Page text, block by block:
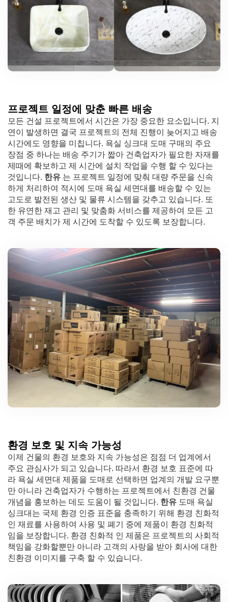
프로젝트 일정에 맞춘 빠른 배송
모든 건설 프로젝트에서 시간은 가장 중요한 요소입니다. 지
연이 발생하면 결국 프로젝트의 전체 진행이 늦어지고 배송
시간에도 영향을 미칩니다. 욕실 싱크대 도매 구매의 주요
장점 중 하나는 배송 주기가 짧아 건축업자가 필요한 자재를
제때에 확보하고 제 시간에 설치 작업을 수행 할 수 있다는
것입니다. 한유 는 프로젝트 일정에 맞춰 대량 주문을 신속
하게 처리하여 적시에 도매 욕실 세면대를 배송할 수 있는
고도로 발전된 생산 및 물류 시스템을 갖추고 있습니다. 또
한 유연한 재고 관리 및 맞춤화 서비스를 제공하여 모든 고
객 주문 배치가 제 시간에 도착할 수 있도록 보장합니다.
환경 보호 및 지속 가능성
이제 건물의 환경 보호와 지속 가능성은 점점 더 업계에서
주요 관심사가 되고 있습니다. 따라서 환경 보호 표준에 따
라 욕실 세면대 제품을 도매로 선택하면 업계의 개발 요구뿐
만 아니라 건축업자가 수행하는 프로젝트에서 친환경 건물
개념을 홍보하는 데도 도움이 될 것입니다. 한유 도매 욕실
싱크대는 국제 환경 인증 표준을 충족하기 위해 환경 친화적
인 재료를 사용하여 사용 및 폐기 중에 제품이 환경 친화적
임을 보장합니다. 환경 친화적 인 제품은 프로젝트의 사회적
책임을 강화할뿐만 아니라 고객의 사랑을 받아 회사에 대한
친환경 이미지를 구축 할 수 있습니다.